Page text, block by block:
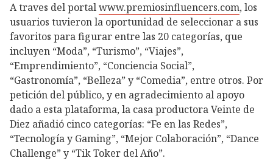
A traves del portalwww.premiosinfluencers.com, los
usuarios tuvieron la oportunidad de seleccionar a sus
favoritos para figurar entre las 20 categorías, que
incluyen “Moda”, “Turismo”, “Viajes”,
“Emprendimiento”, “Conciencia Social”,
“Gastronomía”, “Belleza” y “Comedia”, entre otros. Por
petición del público, y en agradecimiento al apoyo
dado a esta plataforma, la casa productora Veinte de
Diez añadió cinco categorías: “Fe en las Redes”,
“Tecnología y Gaming”, “Mejor Colaboración”, “Dance
Challenge” y “Tik Toker del Año”.